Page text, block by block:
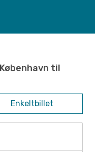
til
Enkeltbillet